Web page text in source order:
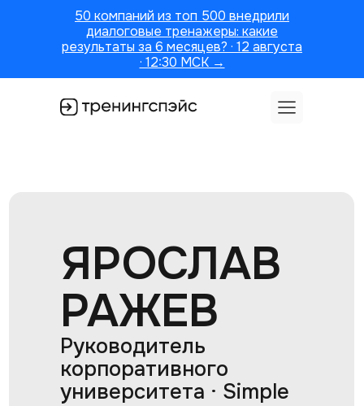
50 компаний из топ 500 внедрили
диалоговые тренажеры: какие
результаты за 6 месяцев? · 12 августа
· 12:30 МСК →
ЯРОСЛАВ
РАЖЕВ
Руководитель
корпоративного
университета · Simple